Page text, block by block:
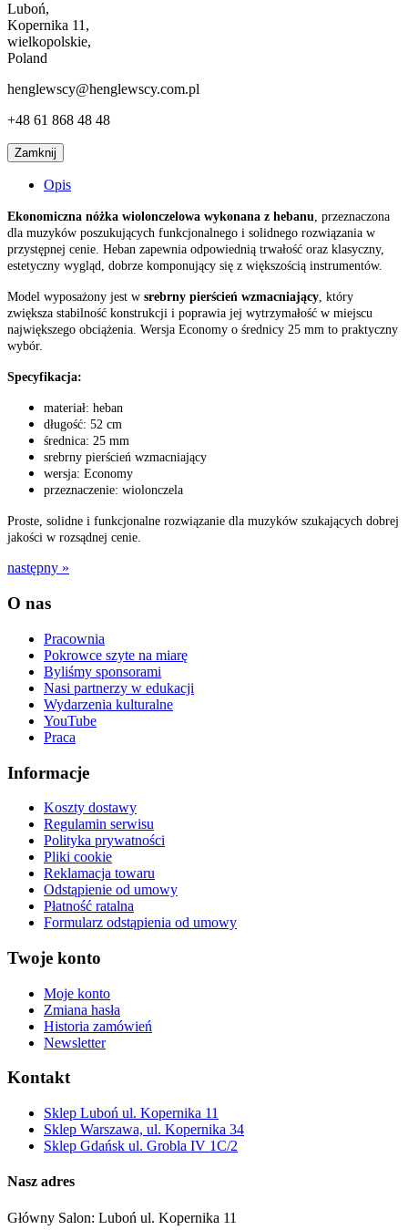
Luboń,
Kopernika 11,
wielkopolskie,
Poland
henglewscy@henglewscy.com.pl
+48 61 868 48 48
Zamknij
Opis
Ekonomiczna nóżka wiolonczelowa wykonana z hebanu, przeznaczona
dla muzyków poszukujących funkcjonalnego i solidnego rozwiązania w
przystępnej cenie. Heban zapewnia odpowiednią trwałość oraz klasyczny,
estetyczny wygląd, dobrze komponujący się z większością instrumentów.
Model wyposażony jest w srebrny pierścień wzmacniający, który
zwiększa stabilność konstrukcji i poprawia jej wytrzymałość w miejscu
największego obciążenia. Wersja Economy o średnicy 25 mm to praktyczny
wybór.
Specyfikacja:
materiał: heban
długość: 52 cm
średnica: 25 mm
srebrny pierścień wzmacniający
wersja: Economy
przeznaczenie: wiolonczela
Proste, solidne i funkcjonalne rozwiązanie dla muzyków szukających dobrej
jakości w rozsądnej cenie.
następny »
O nas
Pracownia
Pokrowce szyte na miarę
Byliśmy sponsorami
Nasi partnerzy w edukacji
Wydarzenia kulturalne
YouTube
Praca
Informacje
Koszty dostawy
Regulamin serwisu
Polityka prywatności
Pliki cookie
Reklamacja towaru
Odstąpienie od umowy
Płatność ratalna
Formularz odstąpienia od umowy
Twoje konto
Moje konto
Zmiana hasła
Historia zamówień
Newsletter
Kontakt
Sklep Luboń ul. Kopernika 11
Sklep Warszawa, ul. Kopernika 34
Sklep Gdańsk ul. Grobla IV 1C/2
Nasz adres
Główny Salon: Luboń ul. Kopernika 11